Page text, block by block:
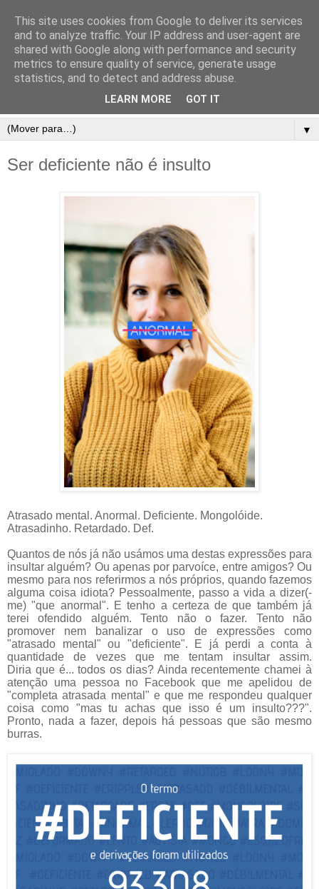
▼
Ser deficiente não é insulto
Atrasado mental. Anormal. Deficiente. Mongolóide.
Atrasadinho. Retardado. Def.
Quantos de nós já não usámos uma destas expressões para
insultar alguém? Ou apenas por parvoíce, entre amigos? Ou
mesmo para nos referirmos a nós próprios, quando fazemos
alguma coisa idiota? Pessoalmente, passo a vida a dizer(-
me) "que anormal". E tenho a certeza de que também já
terei ofendido alguém. Tento não o fazer. Tento não
promover nem banalizar o uso de expressões como
"atrasado mental" ou "deficiente". E já perdi a conta à
quantidade de vezes que me tentam insultar assim.
Diria que é... todos os dias? Ainda recentemente chamei à
atenção uma pessoa no Facebook que me apelidou de
"completa atrasada mental" e que me respondeu qualquer
coisa como "mas tu achas que isso é um insulto???".
Pronto, nada a fazer, depois há pessoas que são mesmo
burras.
This site uses cookies from Google to deliver its services
and to analyze traffic. Your IP address and user-agent are
shared with Google along with performance and security
metrics to ensure quality of service, generate usage
statistics, and to detect and address abuse.
LEARN MORE GOT IT